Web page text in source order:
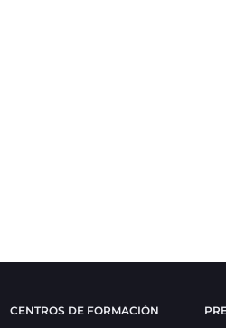
CENTROS DE FORMACIÓN